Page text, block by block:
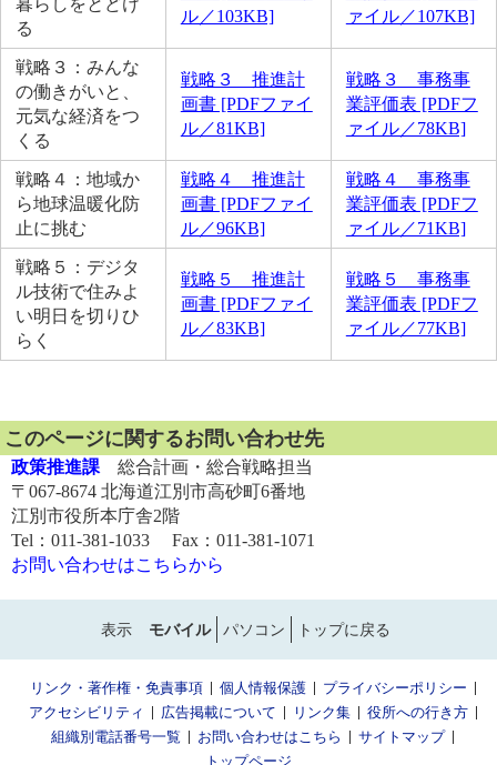
暮らしをとどけ
る
ル／103KB]
ァイル／107KB]
戦略３：みんな
の働きがいと、
元気な経済をつ
くる
戦略３ 推進計
画書 [PDFファイ
ル／81KB]
戦略３ 事務事
業評価表 [PDFフ
ァイル／78KB]
戦略４：地域か
ら地球温暖化防
止に挑む
戦略４ 推進計
画書 [PDFファイ
ル／96KB]
戦略４ 事務事
業評価表 [PDFフ
ァイル／71KB]
戦略５：デジタ
ル技術で住みよ
い明日を切りひ
らく
戦略５ 推進計
画書 [PDFファイ
ル／83KB]
戦略５ 事務事
業評価表 [PDFフ
ァイル／77KB]
このページに関するお問い合わせ先
政策推進課総合計画・総合戦略担当
〒067-8674 北海道江別市高砂町6番地
江別市役所本庁舎2階
Tel：011-381-1033 Fax：011-381-1071
お問い合わせはこちらから
表示 モバイル パソコン トップに戻る
リンク・著作権・免責事項 個人情報保護
プライバシーポリシー
アクセシビリティ
広告掲載について リンク集
役所への行き方
組織別電話番号一覧
お問い合わせはこちら
サイトマップ
トップページ